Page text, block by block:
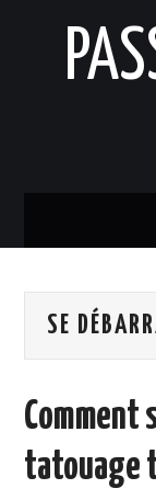
BLOG
SE
Comment
tatouage